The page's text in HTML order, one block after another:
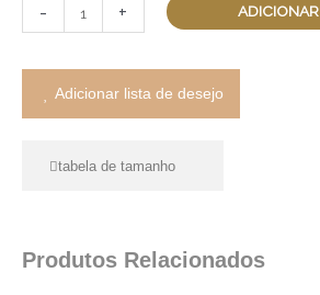
- + ADICIONAR
Adicionar lista de desejo
tabela de tamanho
Produtos Relacionados